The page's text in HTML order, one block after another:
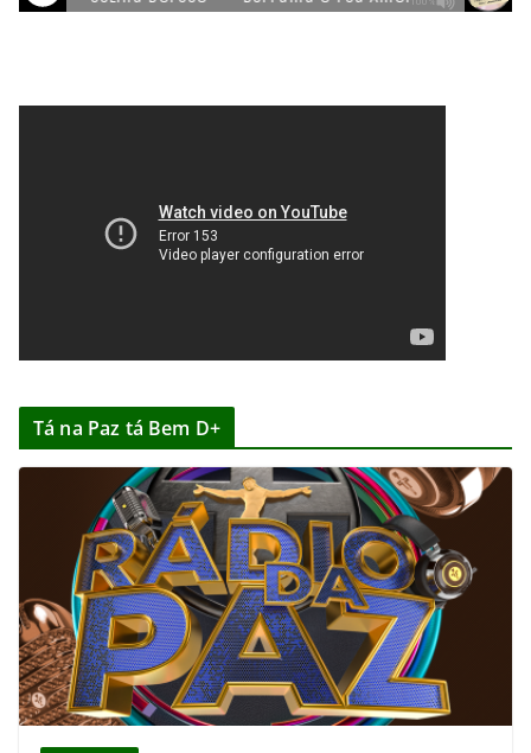
Tá na Paz tá Bem D+